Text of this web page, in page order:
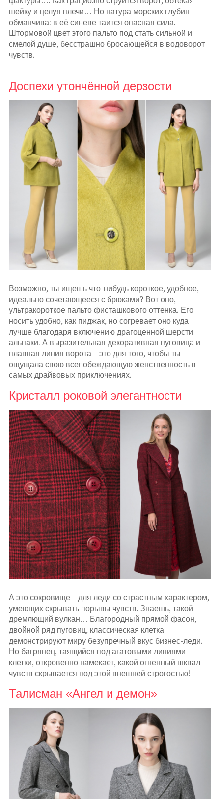
шейку и целуя плечи… Но натура морских глубин
обманчива: в её синеве таится опасная сила.
Штормовой цвет этого пальто под стать сильной и
смелой душе, бесстрашно бросающейся в водоворот
чувств.
Доспехи утончённой дерзости
Возможно, ты ищешь что-нибудь короткое, удобное,
идеально сочетающееся с брюками? Вот оно,
ультракороткое пальто фисташкового оттенка. Его
носить удобно, как пиджак, но согревает оно куда
лучше благодаря включению драгоценной шерсти
альпаки. А выразительная декоративная пуговица и
плавная линия ворота – это для того, чтобы ты
ощущала свою всепобеждающую женственность в
самых драйвовых приключениях.
Кристалл роковой элегантности
А это сокровище – для леди со страстным характером,
умеющих скрывать порывы чувств. Знаешь, такой
дремлющий вулкан… Благородный прямой фасон,
двойной ряд пуговиц, классическая клетка
демонстрируют миру безупречный вкус бизнес-леди.
Но багрянец, таящийся под агатовыми линиями
клетки, откровенно намекает, какой огненный шквал
чувств скрывается под этой внешней строгостью!
Талисман «Ангел и демон»